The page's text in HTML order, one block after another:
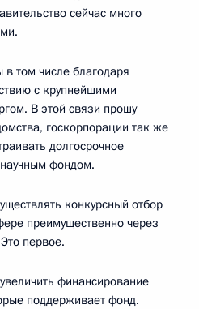
сейчас много
в том числе благодаря
с крупнейшими
В этой связи прошу
госкорпорации так же
долгосрочное
фондом.
конкурсный отбор
преимущественно через
первое.
финансирование
поддерживает фонд.